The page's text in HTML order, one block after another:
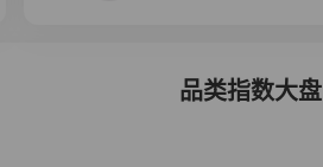
品类指数大盘